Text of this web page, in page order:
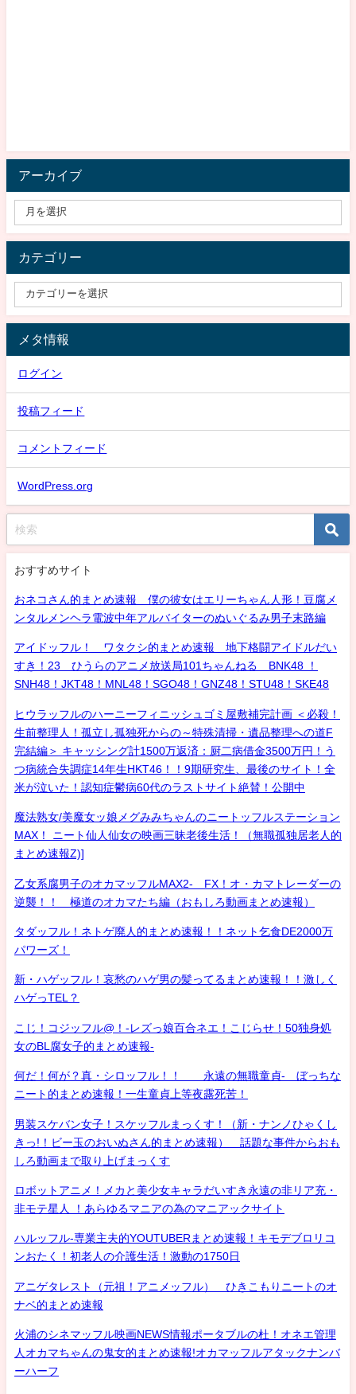
アーカイブ
カテゴリー
メタ情報
ログイン
投稿フィード
コメントフィード
WordPress.org
おすすめサイト
おネコさん的まとめ速報 僕の彼女はエリーちゃん人形！豆腐メ
ンタルメンヘラ電波中年アルバイターのぬいぐるみ男子末路編
アイドッフル！ ワタクシ的まとめ速報 地下格闘アイドルだい
すき！23 ひうらのアニメ放送局101ちゃんねる BNK48 ！
SNH48！JKT48！MNL48！SGO48！GNZ48！STU48！SKE48
ヒウラッフルのハーニーフィニッシュゴミ屋敷補完計画 ＜必殺！
生前整理人！孤立し孤独死からの～特殊清掃・遺品整理への道F
完結編＞ キャッシング計1500万返済：厨二病借金3500万円！う
つ病統合失調症14年生HKT46！！9期研究生、最後のサイト！全
米が泣いた！認知症鬱病60代のラストサイト絶賛！公開中
魔法熟女/美魔女ッ娘メグみみちゃんのニートッフルステーション
MAX！ ニート仙人仙女の映画三昧老後生活！（無職孤独居老人的
まとめ速報Z)]
乙女系腐男子のオカマッフルMAX2- FX！オ・カマトレーダーの
逆襲！！ 極道のオカマたち編（おもしろ動画まとめ速報）
タダッフル！ネトゲ廃人的まとめ速報！！ネット乞食DE2000万
パワーズ！
新・ハゲッフル！哀愁のハゲ男の髪ってるまとめ速報！！激しく
ハゲっTEL？
こじ！コジッフル@！-レズっ娘百合ネエ！こじらせ！50独身処
女のBL腐女子的まとめ速報-
何だ！何が？真・シロッフル！！ 永遠の無職童貞- ぼっちな
ニート的まとめ速報！一生童貞上等夜露死苦！
男装スケバン女子！スケッフルまっくす！（新・ナンノひゃくし
きっ!！ビー玉のおいぬさん的まとめ速報） 話題な事件からおも
しろ動画まで取り上げまっくす
ロボットアニメ！メカと美少女キャラだいすき永遠の非リア充・
非モテ星人 ！あらゆるマニアの為のマニアックサイト
ハルッフル-専業主夫的YOUTUBERまとめ速報！キモデブロリコ
ンおたく！初老人の介護生活！激動の1750日
アニゲタレスト（元祖！アニメッフル） ひきこもりニートのオ
ナベ的まとめ速報
火浦のシネマッフル映画NEWS情報ポータブルの杜！オネエ管理
人オカマちゃんの鬼女的まとめ速報!オカマッフルアタックナンバ
ーハーフ